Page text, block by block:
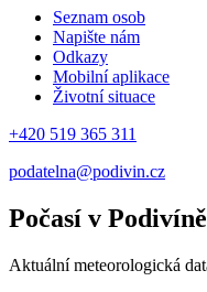
Seznam osob
Napište nám
Odkazy
Mobilní aplikace
Životní situace
+420 519 365 311
podatelna@podivin.cz
Počasí v Podivíně
Aktuální meteorologická